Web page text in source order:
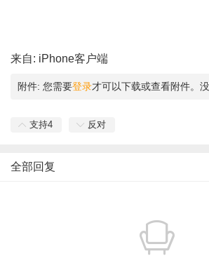
来自: iPhone客户端
附件: 您需要登录才可以下载或查看附件。
支持4 反对
全部回复